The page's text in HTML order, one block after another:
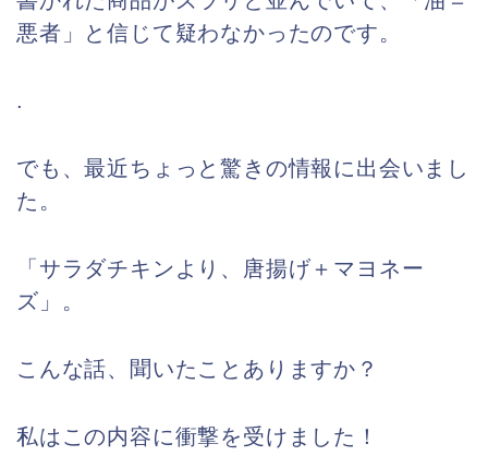
悪者」と信じて疑わなかったのです。
.
でも、最近ちょっと驚きの情報に出会いまし
た。
「サラダチキンより、唐揚げ＋マヨネー
ズ」。
こんな話、聞いたことありますか？
私はこの内容に衝撃を受けました！